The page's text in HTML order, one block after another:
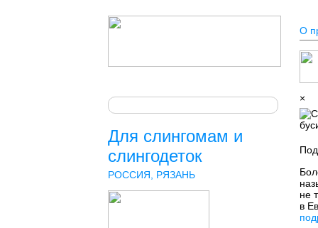
О
Для слингомам и
слингодеток
РОССИЯ, РЯЗАНЬ
×
не
в